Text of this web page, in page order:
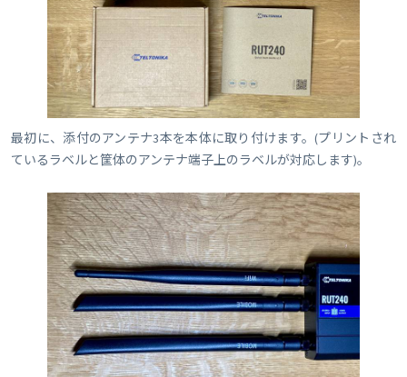
最初に、添付のアンテナ3本を本体に取り付けます。(プリントされ
ているラベルと筐体のアンテナ端子上のラベルが対応します)。